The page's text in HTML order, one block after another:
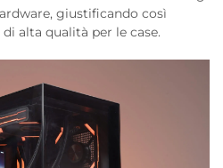
giustificando così
alta qualità per le case.